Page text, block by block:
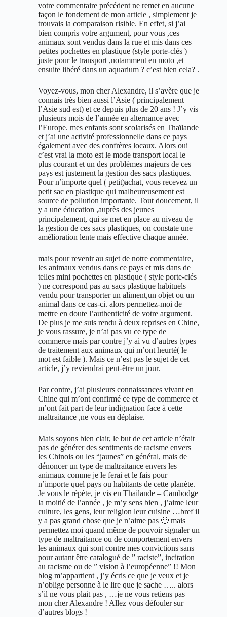
votre commentaire précédent ne remet en aucune
façon le fondement de mon article , simplement je
trouvais la comparaison risible. En effet, si j’ai
bien compris votre argument, pour vous ,ces
animaux sont vendus dans la rue et mis dans ces
petites pochettes en plastique (style porte-clés )
juste pour le transport ,notamment en moto ,et
ensuite libéré dans un aquarium ? c’est bien cela? .
Voyez-vous, mon cher Alexandre, il s’avère que je
connais très bien aussi l’Asie ( principalement
l’Asie sud est) et ce depuis plus de 20 ans ! J’y vis
plusieurs mois de l’année en alternance avec
l’Europe. mes enfants sont scolarisés en Thaïlande
et j’ai une activité professionnelle dans ce pays
également avec des confrères locaux. Alors oui
c’est vrai la moto est le mode transport local le
plus courant et un des problèmes majeurs de ces
pays est justement la gestion des sacs plastiques.
Pour n’importe quel ( petit)achat, vous recevez un
petit sac en plastique qui malheureusement est
source de pollution importante. Tout doucement, il
y a une éducation ,auprès des jeunes
principalement, qui se met en place au niveau de
la gestion de ces sacs plastiques, on constate une
amélioration lente mais effective chaque année.
mais pour revenir au sujet de notre commentaire,
les animaux vendus dans ce pays et mis dans de
telles mini pochettes en plastique ( style porte-clés
) ne correspond pas au sacs plastique habituels
vendu pour transporter un aliment,un objet ou un
animal dans ce cas-ci. alors permettez-moi de
mettre en doute l’authenticité de votre argument.
De plus je me suis rendu à deux reprises en Chine,
je vous rassure, je n’ai pas vu ce type de
commerce mais par contre j’y ai vu d’autres types
de traitement aux animaux qui m’ont heurté( le
mot est faible ). Mais ce n’est pas le sujet de cet
article, j’y reviendrai peut-être un jour.
Par contre, j’ai plusieurs connaissances vivant en
Chine qui m’ont confirmé ce type de commerce et
m’ont fait part de leur indignation face à cette
maltraitance ,ne vous en déplaise.
Mais soyons bien clair, le but de cet article n’était
pas de générer des sentiments de racisme envers
les Chinois ou les “jaunes” en général, mais de
dénoncer un type de maltraitance envers les
animaux comme je le ferai et le fais pour
n’importe quel pays ou habitants de cette planète.
Je vous le répète, je vis en Thailande – Cambodge
la moitié de l’année , je m’y sens bien , j’aime leur
culture, les gens, leur religion leur cuisine …bref il
y a pas grand chose que je n’aime pas 🙂 mais
permettez moi quand même de pouvoir signaler un
type de maltraitance ou de comportement envers
les animaux qui sont contre mes convictions sans
pour autant être catalogué de ” raciste”, incitation
au racisme ou de ” vision à l’européenne” !! Mon
blog m’appartient , j’y écris ce que je veux et je
n’oblige personne à le lire que je sache ….. alors
s’il ne vous plait pas , …je ne vous retiens pas
mon cher Alexandre ! Allez vous défouler sur
d’autres blogs !